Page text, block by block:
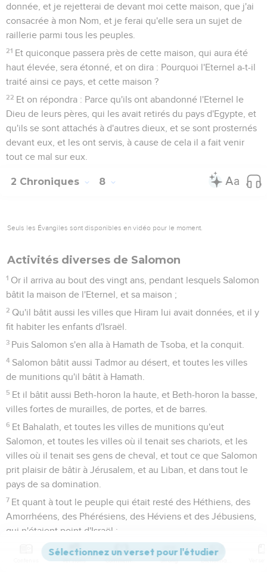
donnée, et je rejetterai de devant moi cette maison, que j'ai
consacrée à mon Nom, et je ferai qu'elle sera un sujet de
raillerie parmi tous les peuples.
21 Et quiconque passera près de cette maison, qui aura été
haut élevée, sera étonné, et on dira : Pourquoi l'Eternel a-t-il
traité ainsi ce pays, et cette maison ?
22 Et on répondra : Parce qu'ils ont abandonné l'Eternel le
Dieu de leurs pères, qui les avait retirés du pays d'Egypte, et
qu'ils se sont attachés à d'autres dieux, et se sont prosternés
devant eux, et les ont servis, à cause de cela il a fait venir
tout ce mal sur eux.
2 Chroniques 8
Seuls les Évangiles sont disponibles en vidéo pour le moment.
Activités diverses de Salomon
1 Or il arriva au bout des vingt ans, pendant lesquels Salomon
bâtit la maison de l'Eternel, et sa maison ;
2 Qu'il bâtit aussi les villes que Hiram lui avait données, et il y
fit habiter les enfants d'Israël.
3 Puis Salomon s'en alla à Hamath de Tsoba, et la conquit.
4 Salomon bâtit aussi Tadmor au désert, et toutes les villes
de munitions qu'il bâtit à Hamath.
5 Et il bâtit aussi Beth-horon la haute, et Beth-horon la basse,
villes fortes de murailles, de portes, et de barres.
6 Et Bahalath, et toutes les villes de munitions qu'eut
Salomon, et toutes les villes où il tenait ses chariots, et les
villes où il tenait ses gens de cheval, et tout ce que Salomon
prit plaisir de bâtir à Jérusalem, et au Liban, et dans tout le
pays de sa domination.
7 Et quant à tout le peuple qui était resté des Héthiens, des
Amorrhéens, des Phérésiens, des Héviens et des Jébusiens,
qui n'étaient point d'Israël ;
D'entre les gens qui étaient restés après eux au pays, [et]
que les enfants d'Israël n'avaient pas entièrement détruits,
Versions Commentaires Strong